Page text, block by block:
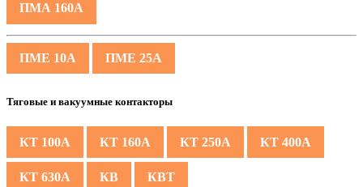
ПМА 160А
ПМЕ 10А ПМЕ 25А
Тяговые и вакуумные контакторы
КТ 100А КТ 160А КТ 250А КТ 400А
КТ 630А КВ КВТ